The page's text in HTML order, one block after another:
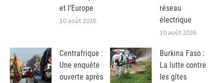
et l’Europe
10 août 2026
réseau
électrique
10 août 2026
Centrafrique :
Une enquête
ouverte après
Burkina Faso :
La lutte contre
les gîtes